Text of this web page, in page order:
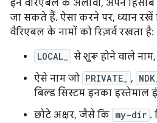
इन वैरिएबल के अलावा, अपने
जा सकते हैं. ऐसा करने पर, ध्यान रखें
वैरिएबल के नामों को रिज़र्व रखता है:
LOCAL_ से शुरू होने वाले
ऐसे नाम जो PRIVATE_ , NDK_
बिल्ड सिस्टम इनका इस्तेमाल
छोटे अक्षर, जैसे कि my-dir .